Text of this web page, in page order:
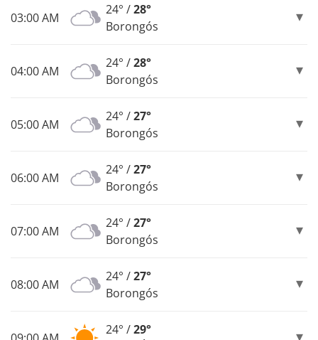
03:00 AM
24° /28°
Borongós
04:00 AM
24° /28°
Borongós
05:00 AM
24° /27°
Borongós
06:00 AM
24° /27°
Borongós
07:00 AM
24° /27°
Borongós
08:00 AM
24° /27°
Borongós
24° /29°